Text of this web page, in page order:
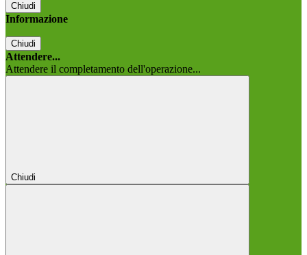
Chiudi
Informazione
Chiudi
Attendere...
Attendere il completamento dell'operazione...
Chiudi